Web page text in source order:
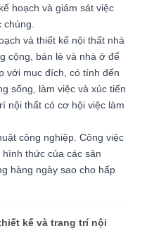
hoạch và giám sát việc
chúng.
và thiết kế nội thất nhà
cộng, bán lẻ và nhà ở để
với mục đích, có tính đến
sống, làm việc và xúc tiến
nội thất có cơ hội việc làm
công nghiệp. Công việc
thức của các sản
hàng ngày sao cho hấp
kế và trang trí nội